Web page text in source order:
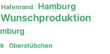
Hafenrand Hamburg
Oberstübchen